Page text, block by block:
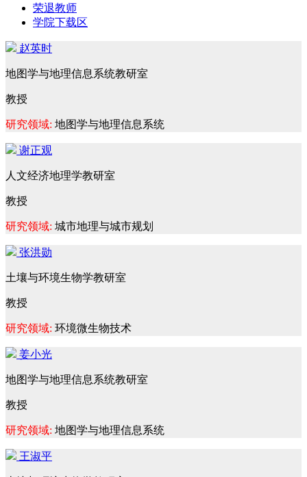
荣退教师
学院下载区
赵英时
地图学与地理信息系统教研室
教授
研究领域: 地图学与地理信息系统
谢正观
人文经济地理学教研室
教授
研究领域: 城市地理与城市规划
张洪勋
土壤与环境生物学教研室
教授
研究领域: 环境微生物技术
姜小光
地图学与地理信息系统教研室
教授
研究领域: 地图学与地理信息系统
王淑平